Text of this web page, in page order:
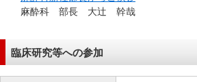
麻酔科 部長 大辻 幹哉
臨床研究等への参加